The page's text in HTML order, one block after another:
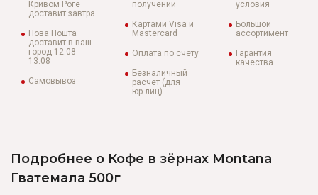
Кривом Роге
доставит завтра
Нова Пошта
доставит в ваш
город 12.08-
13.08
Самовывоз
получении
Картами Visa и
Mastercard
Оплата по счету
Безналичный
расчет (для
юр.лиц)
условия
Большой
ассортимент
Гарантия
качества
Подробнее о Кофе в зёрнах Montana
Гватемала 500г